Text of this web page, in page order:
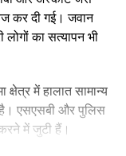
कर दी गई। जवान
लोगों का सत्यापन भी
में हालात सामान्य
है। एसएसबी और पुलिस
में जुटी हैं।